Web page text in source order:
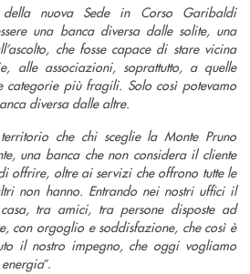
della nuova Sede in Corso Garibaldi
una banca diversa dalle solite, una
che fosse capace di stare vicina
alle associazioni, soprattutto, a quelle
categorie più fragili. Solo così potevamo
diversa dalle altre.
che chi sceglie la Monte Pruno
una banca che non considera il cliente
offrire, oltre ai servizi che offrono tutte le
non hanno. Entrando nei nostri uffici il
tra amici, tra persone disposte ad
con orgoglio e soddisfazione, che così è
il nostro impegno, che oggi vogliamo
”.